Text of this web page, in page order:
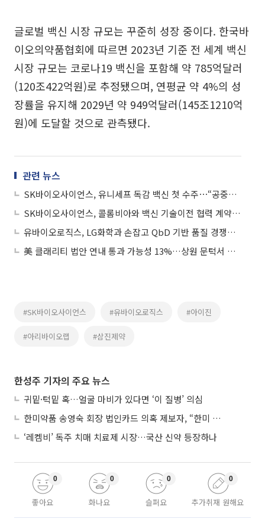
글로벌 백신 시장 규모는 꾸준히 성장 중이다. 한국바
이오의약품협회에 따르면 2023년 기준 전 세계 백신
시장 규모는 코로나19 백신을 포함해 약 785억달러
(120조422억원)로 추정됐으며, 연평균 약 4%의 성
장률을 유지해 2029년 약 949억달러(145조1210억
원)에 도달할 것으로 관측됐다.
관련 뉴스
SK바이오사이언스, 유니세프 독감 백신 첫 수주⋯“공중보건 증진에 기여할 것”
SK바이오사이언스, 콜롬비아와 백신 기술이전 협력 계약 체결
유바이오로직스, LG화학과 손잡고 QbD 기반 품질 경쟁력 고도화
美 클래리티 법안 연내 통과 가능성 13%…상원 문턱서 제동
#SK바이오사이언스 #유바이오로직스 #아이진
#아리바이오랩 #삼진제약
한성주 기자의 주요 뉴스
귀밑·턱밑 혹…얼굴 마비가 있다면 ‘이 질병’ 의심
한미약품 송영숙 회장 법인카드 의혹 제보자, “한미 잘 되기 바라는 마음”
‘레켐비’ 독주 치매 치료제 시장…국산 신약 등장하나
좋아요
0
화나요
0
슬퍼요
0
추가취재 원해요
0